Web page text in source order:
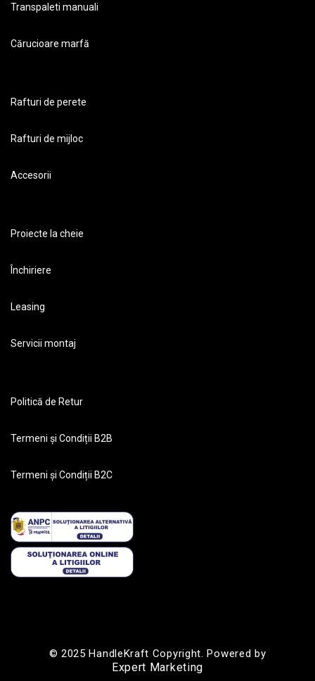
Transpaleti manuali
Cărucioare marfă
Rafturi de perete
Rafturi de mijloc
Accesorii
Proiecte la cheie
Închiriere
Leasing
Servicii montaj
Politică de Retur
Termeni și Condiții B2B
Termeni și Condiții B2C
© 2025 HandleKraft Copyright. Powered by
Expert Marketing